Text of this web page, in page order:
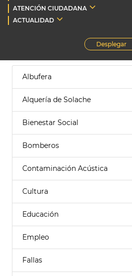
ATENCIÓN CIUDADANA
ACTUALIDAD
Desplegar
Albufera
Alquería de Solache
Bienestar Social
Bomberos
Contaminación Acústica
Cultura
Educación
Empleo
Fallas